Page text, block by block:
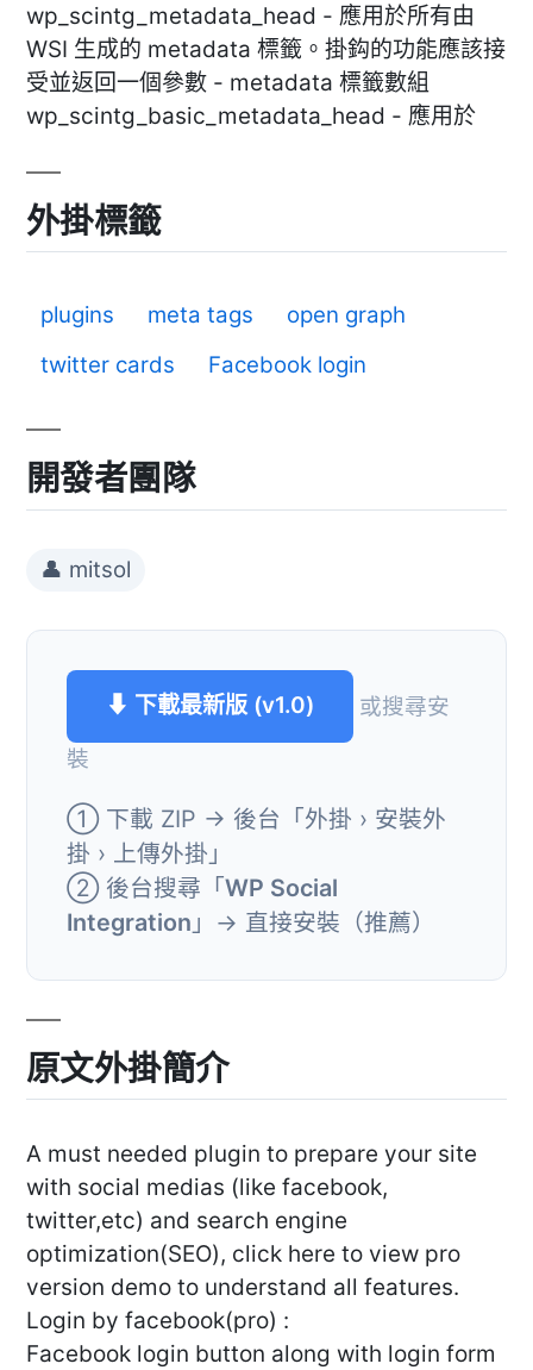
wp_scintg_metadata_head - 應用於所有由
WSI 生成的 metadata 標籤。掛鈎的功能應該接
受並返回一個參數 - metadata 標籤數組
wp_scintg_basic_metadata_head - 應用於
外掛標籤
plugins meta tags
open graph
twitter cards
Facebook login
開發者團隊
👤 mitsol
⬇ 下載最新版 (v1.0)
或搜尋安
裝
① 下載 ZIP → 後台「外掛 › 安裝外
掛 › 上傳外掛」
② 後台搜尋「WP Social
Integration 」→ 直接安裝（推薦）
原文外掛簡介
A must needed plugin to prepare your site
with social medias (like facebook,
twitter,etc) and search engine
optimization(SEO), click here to view pro
version demo to understand all features.
Login by facebook(pro) :
Facebook login button along with login form